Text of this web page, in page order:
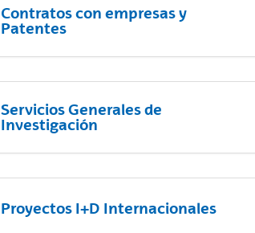
Contratos con empresas y
Patentes
Servicios Generales de
Investigación
Proyectos I+D Internacionales